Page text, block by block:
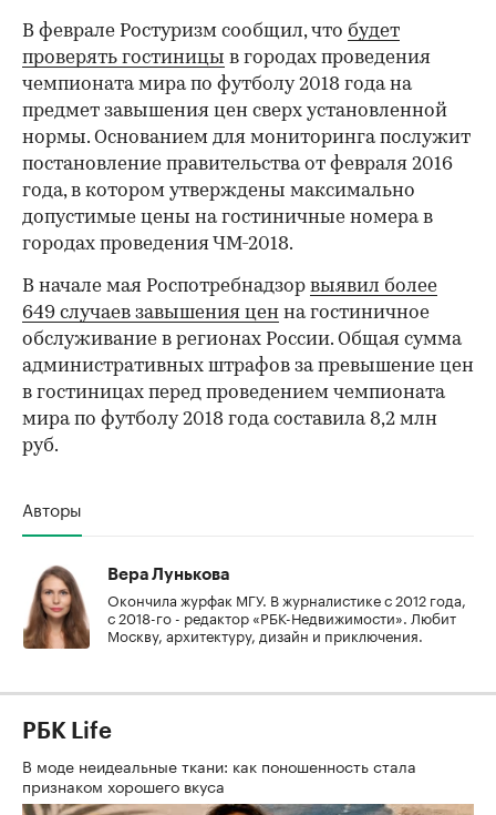
В феврале Ростуризм сообщил, что будет
проверять гостиницы в городах проведения
чемпионата мира по футболу 2018 года на
предмет завышения цен сверх установленной
нормы. Основанием для мониторинга послужит
постановление правительства от февраля 2016
года, в котором утверждены максимально
допустимые цены на гостиничные номера в
городах проведения ЧМ-2018.
В начале мая Роспотребнадзор выявил более
649 случаев завышения цен на гостиничное
обслуживание в регионах России. Общая сумма
административных штрафов за превышение цен
в гостиницах перед проведением чемпионата
мира по футболу 2018 года составила 8,2 млн
руб.
Авторы
Вера Лунькова
Окончила журфак МГУ. В журналистике с 2012 года,
с 2018-го - редактор «РБК-Недвижимости». Любит
Москву, архитектуру, дизайн и приключения.
РБК Life
В моде неидеальные ткани: как поношенность стала
признаком хорошего вкуса